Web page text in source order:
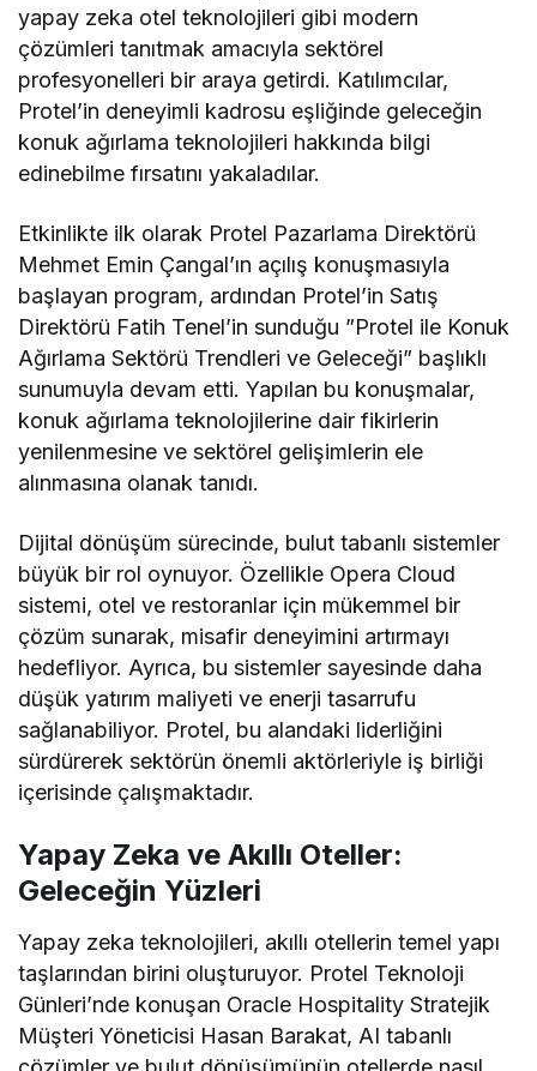
yapay zeka otel teknolojileri gibi modern
çözümleri tanıtmak amacıyla sektörel
profesyonelleri bir araya getirdi. Katılımcılar,
Protel’in deneyimli kadrosu eşliğinde geleceğin
konuk ağırlama teknolojileri hakkında bilgi
edinebilme fırsatını yakaladılar.
Etkinlikte ilk olarak Protel Pazarlama Direktörü
Mehmet Emin Çangal’ın açılış konuşmasıyla
başlayan program, ardından Protel’in Satış
Direktörü Fatih Tenel’in sunduğu ”Protel ile Konuk
Ağırlama Sektörü Trendleri ve Geleceği” başlıklı
sunumuyla devam etti. Yapılan bu konuşmalar,
konuk ağırlama teknolojilerine dair fikirlerin
yenilenmesine ve sektörel gelişimlerin ele
alınmasına olanak tanıdı.
Dijital dönüşüm sürecinde, bulut tabanlı sistemler
büyük bir rol oynuyor. Özellikle Opera Cloud
sistemi, otel ve restoranlar için mükemmel bir
çözüm sunarak, misafir deneyimini artırmayı
hedefliyor. Ayrıca, bu sistemler sayesinde daha
düşük yatırım maliyeti ve enerji tasarrufu
sağlanabiliyor. Protel, bu alandaki liderliğini
sürdürerek sektörün önemli aktörleriyle iş birliği
içerisinde çalışmaktadır.
Yapay Zeka ve Akıllı Oteller:
Geleceğin Yüzleri
Yapay zeka teknolojileri, akıllı otellerin temel yapı
taşlarından birini oluşturuyor. Protel Teknoloji
Günleri’nde konuşan Oracle Hospitality Stratejik
Müşteri Yöneticisi Hasan Barakat, AI tabanlı